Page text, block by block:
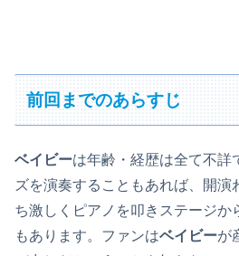
前回までのあらすじ
ベイビーは年齢・経歴は全て不詳
ズを演奏することもあれば、開演
ち激しくピアノを叩きステージか
もあります。ファンはベイビーが